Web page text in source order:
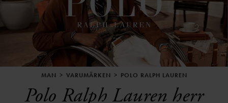
MAN VARUMÄRKEN POLO RALPH LAUREN
Polo Ralph Lauren herr